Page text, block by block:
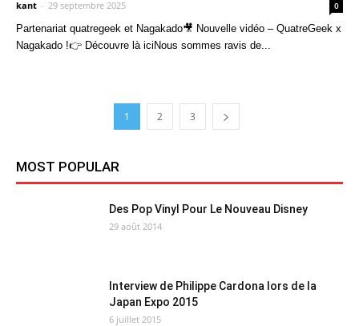
kant - 29 septembre 2025 0
Partenariat quatregeek et Nagakado🎥 Nouvelle vidéo – QuatreGeek x
Nagakado !👉 Découvre là iciNous sommes ravis de...
1 2 3
MOST POPULAR
Des Pop Vinyl Pour Le Nouveau Disney
29 août 2014
Interview de Philippe Cardona lors de la
Japan Expo 2015
6 juillet 2015